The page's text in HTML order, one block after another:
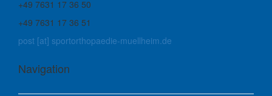
+49 7631 17 36 50
+49 7631 17 36 51
post [at] sportorthopaedie-muellheim.de
Navigation